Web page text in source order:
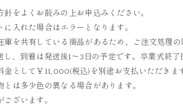
をよくお読みの上お申込みください。
入れた場合はエラーとなります。
庫を共有している商品があるため、ご注文処理
し、到着は発送後1～3日の予定です。卒業式終
金として￥11,000(税込)を別途お支払いただきま
は多少色の異なる場合があります。
ざいます。